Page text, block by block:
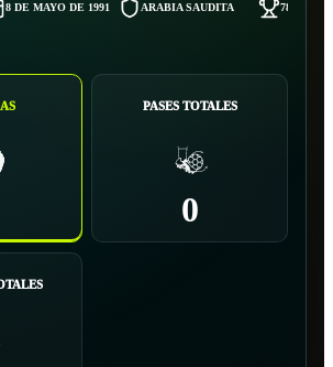
8 DE MAYO DE 1991 ARABIA SAUDITA 78 KG
PASES TOTALES
0